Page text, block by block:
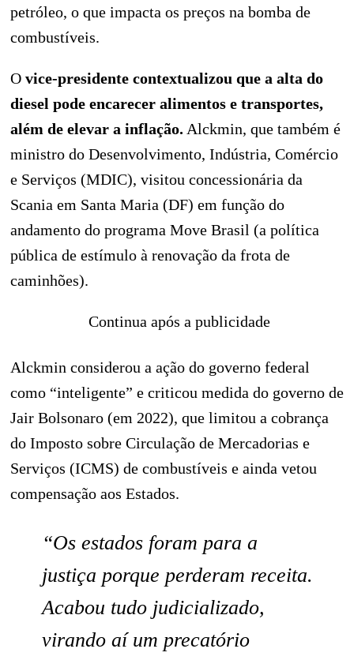
petróleo, o que impacta os preços na bomba de
combustíveis.
O vice-presidente contextualizou que a alta do
diesel pode encarecer alimentos e transportes,
além de elevar a inflação. Alckmin, que também é
ministro do Desenvolvimento, Indústria, Comércio
e Serviços (MDIC), visitou concessionária da
Scania em Santa Maria (DF) em função do
andamento do programa Move Brasil (a política
pública de estímulo à renovação da frota de
caminhões).
Continua após a publicidade
Alckmin considerou a ação do governo federal
como “inteligente” e criticou medida do governo de
Jair Bolsonaro (em 2022), que limitou a cobrança
do Imposto sobre Circulação de Mercadorias e
Serviços (ICMS) de combustíveis e ainda vetou
compensação aos Estados.
“Os estados foram para a
justiça porque perderam receita.
Acabou tudo judicializado,
virando aí um precatório